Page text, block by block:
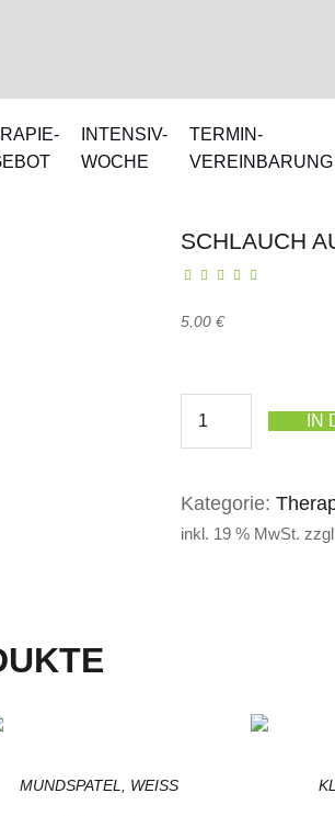
INTENSIV-
WOCHE
TERMIN-
VEREINBARUNG
SCHLAUCH
5,00 €
IN
Kategorie:
inkl. 19 % MwSt.
MUNDSPATEL, WEISS